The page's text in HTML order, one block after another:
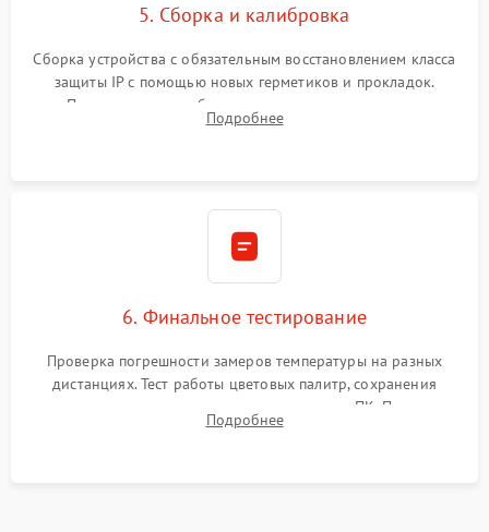
5. Сборка и калибровка
Сборка устройства с обязательным восстановлением класса
защиты IP с помощью новых герметиков и прокладок.
Программная калибровка матрицы по эталонному
абсолютно черному телу для точного измерения температур.
Подробнее
6. Финальное тестирование
Проверка погрешности замеров температуры на разных
дистанциях. Тест работы цветовых палитр, сохранения
термограмм в память и передачи данных на ПК. Проверка
автономности работы и итоговый контроль качества.
Подробнее